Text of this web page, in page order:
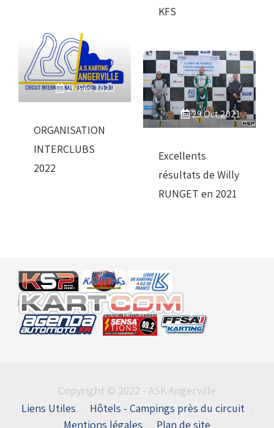
KFS
26 Fév 2022
ORGANISATION
INTERCLUBS
2022
29 Oct 2021
Excellents
résultats de Willy
RUNGET en 2021
Copyright © 2022 - ASK Angerville
Liens Utiles
Hôtels - Campings près du circuit
Mentions légales
Plan de site